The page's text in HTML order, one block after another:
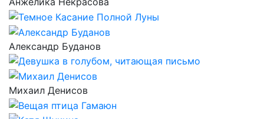
Александр Буданов
Михаил Денисов